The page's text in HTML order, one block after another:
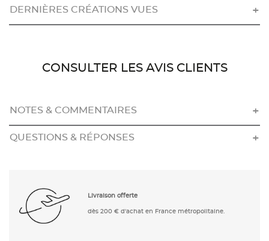
DERNIÈRES CRÉATIONS VUES
CONSULTER LES AVIS CLIENTS
NOTES & COMMENTAIRES
QUESTIONS & RÉPONSES
Livraison offerte
dès 200 € d'achat en France métropolitaine.